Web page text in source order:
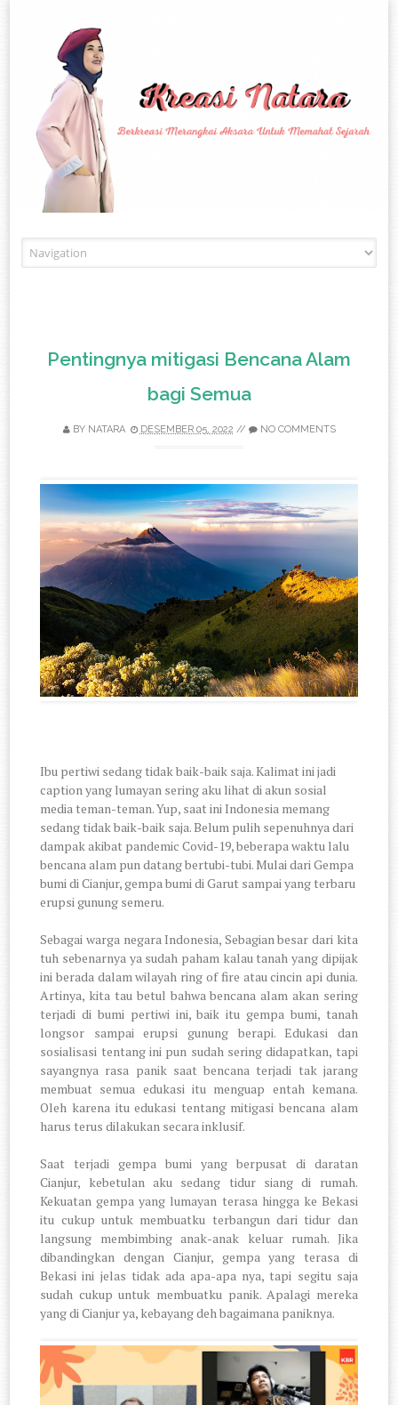
Pentingnya mitigasi Bencana Alam
bagi Semua
BY NATARA DESEMBER 05, 2022 // NO COMMENTS
Ibu pertiwi sedang tidak baik-baik saja. Kalimat ini jadi
caption yang lumayan sering aku lihat di akun sosial
media teman-teman. Yup, saat ini Indonesia memang
sedang tidak baik-baik saja. Belum pulih sepenuhnya dari
dampak akibat pandemic Covid-19, beberapa waktu lalu
bencana alam pun datang bertubi-tubi. Mulai dari Gempa
bumi di Cianjur, gempa bumi di Garut sampai yang terbaru
erupsi gunung semeru.
Sebagai warga negara Indonesia, Sebagian besar dari kita
tuh sebenarnya ya sudah paham kalau tanah yang dipijak
ini berada dalam wilayah ring of fire atau cincin api dunia.
Artinya, kita tau betul bahwa bencana alam akan sering
terjadi di bumi pertiwi ini, baik itu gempa bumi, tanah
longsor sampai erupsi gunung berapi. Edukasi dan
sosialisasi tentang ini pun sudah sering didapatkan, tapi
sayangnya rasa panik saat bencana terjadi tak jarang
membuat semua edukasi itu menguap entah kemana.
Oleh karena itu edukasi tentang mitigasi bencana alam
harus terus dilakukan secara inklusif.
Saat terjadi gempa bumi yang berpusat di daratan
Cianjur, kebetulan aku sedang tidur siang di rumah.
Kekuatan gempa yang lumayan terasa hingga ke Bekasi
itu cukup untuk membuatku terbangun dari tidur dan
langsung membimbing anak-anak keluar rumah. Jika
dibandingkan dengan Cianjur, gempa yang terasa di
Bekasi ini jelas tidak ada apa-apa nya, tapi segitu saja
sudah cukup untuk membuatku panik. Apalagi mereka
yang di Cianjur ya, kebayang deh bagaimana paniknya.